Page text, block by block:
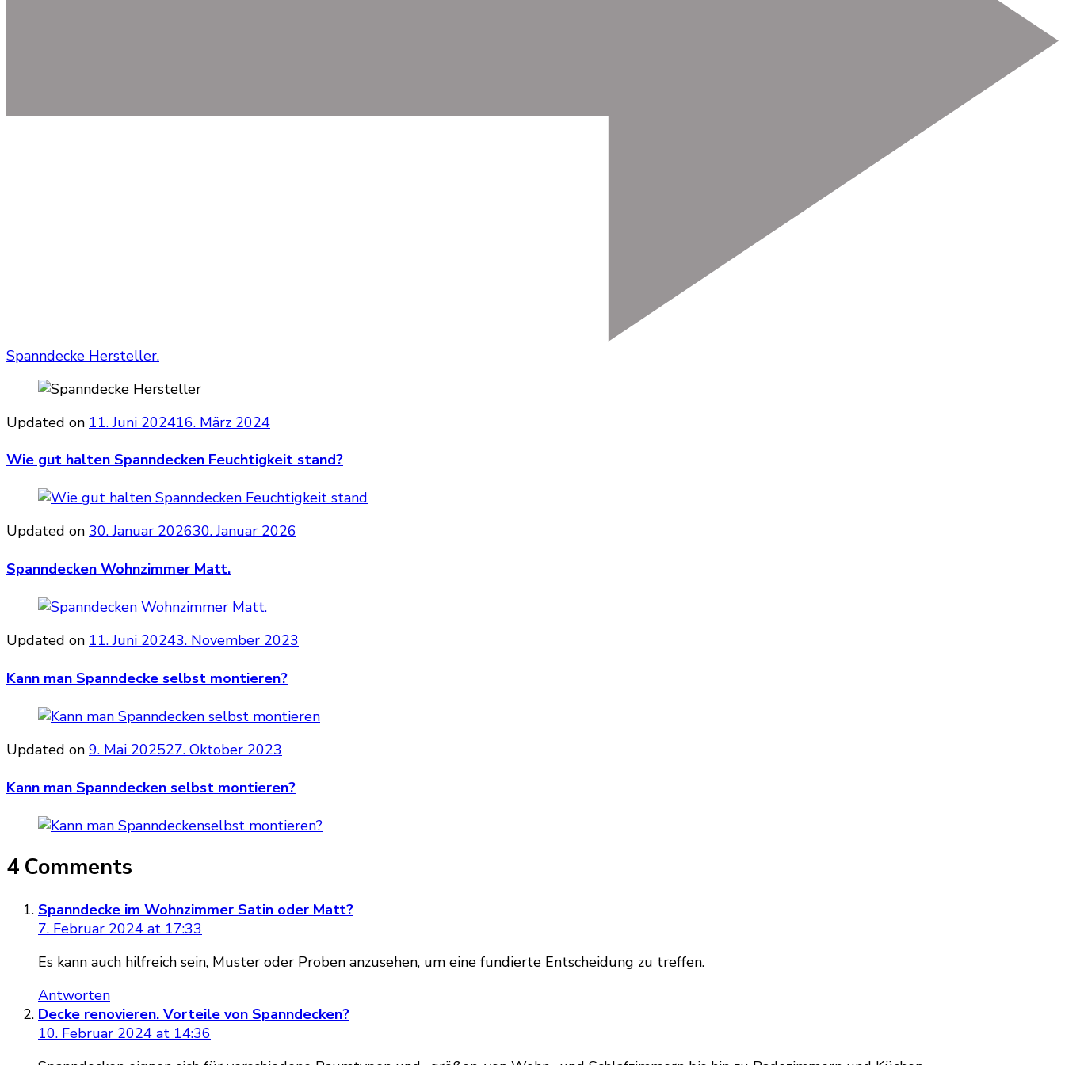
Spanndecke Hersteller.
Updated on 11. Juni 202416. März 2024
Wie gut halten Spanndecken Feuchtigkeit stand?
Updated on 30. Januar 202630. Januar 2026
Spanndecken Wohnzimmer Matt.
Updated on 11. Juni 20243. November 2023
Kann man Spanndecke selbst montieren?
Updated on 9. Mai 202527. Oktober 2023
Kann man Spanndecken selbst montieren?
4 Comments
Spanndecke im Wohnzimmer Satin oder Matt?
7. Februar 2024 at 17:33
Es kann auch hilfreich sein, Muster oder Proben anzusehen, um eine fundierte Entscheidung zu treffen.
Antworten
Decke renovieren. Vorteile von Spanndecken?
10. Februar 2024 at 14:36